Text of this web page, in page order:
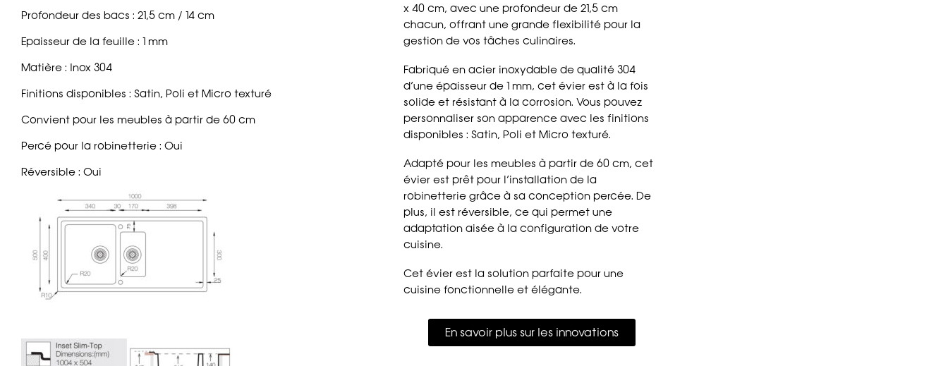
Profondeur des bacs : 21,5 cm / 14 cm
Epaisseur de la feuille : 1 mm
Matière : Inox 304
Finitions disponibles : Satin, Poli et Micro texturé
Convient pour les meubles à partir de 60 cm
Percé pour la robinetterie : Oui
Réversible : Oui
x 40 cm, avec une profondeur de 21,5 cm
chacun, offrant une grande flexibilité pour la
gestion de vos tâches culinaires.
Fabriqué en acier inoxydable de qualité 304
d’une épaisseur de 1 mm, cet évier est à la fois
solide et résistant à la corrosion. Vous pouvez
personnaliser son apparence avec les finitions
disponibles : Satin, Poli et Micro texturé.
Adapté pour les meubles à partir de 60 cm, cet
évier est prêt pour l’installation de la
robinetterie grâce à sa conception percée. De
plus, il est réversible, ce qui permet une
adaptation aisée à la configuration de votre
cuisine.
Cet évier est la solution parfaite pour une
cuisine fonctionnelle et élégante.
En savoir plus sur les innovations